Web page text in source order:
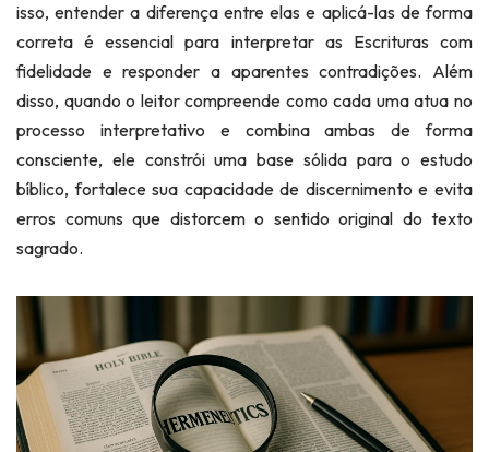
isso, entender a diferença entre elas e aplicá-las de forma
correta é essencial para interpretar as Escrituras com
fidelidade e responder a aparentes contradições. Além
disso, quando o leitor compreende como cada uma atua no
processo interpretativo e combina ambas de forma
consciente, ele constrói uma base sólida para o estudo
bíblico, fortalece sua capacidade de discernimento e evita
erros comuns que distorcem o sentido original do texto
sagrado.